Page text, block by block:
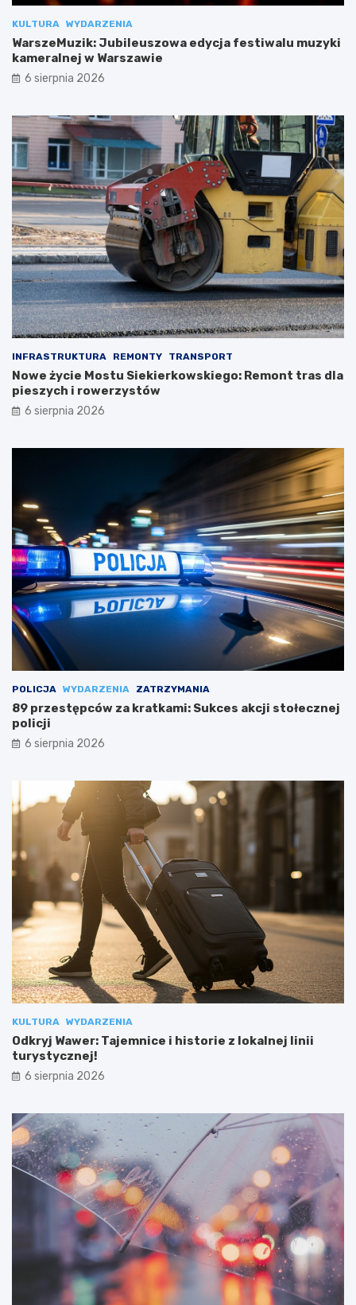
KULTURA WYDARZENIA
WarszeMuzik: Jubileuszowa edycja festiwalu muzyki
kameralnej w Warszawie
6 sierpnia 2026
INFRASTRUKTURA REMONTY TRANSPORT
Nowe życie Mostu Siekierkowskiego: Remont tras dla
pieszych i rowerzystów
6 sierpnia 2026
POLICJA WYDARZENIA ZATRZYMANIA
89 przestępców za kratkami: Sukces akcji stołecznej
policji
6 sierpnia 2026
KULTURA WYDARZENIA
Odkryj Wawer: Tajemnice i historie z lokalnej linii
turystycznej!
6 sierpnia 2026